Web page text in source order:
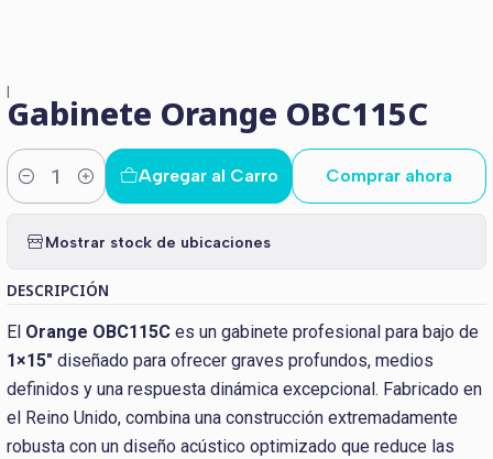
|
Gabinete Orange OBC115C
Cantidad
Agregar al Carro Comprar ahora
Mostrar stock de ubicaciones
DESCRIPCIÓN
El Orange OBC115C es un gabinete profesional para bajo de
1×15" diseñado para ofrecer graves profundos, medios
definidos y una respuesta dinámica excepcional. Fabricado en
el Reino Unido, combina una construcción extremadamente
robusta con un diseño acústico optimizado que reduce las